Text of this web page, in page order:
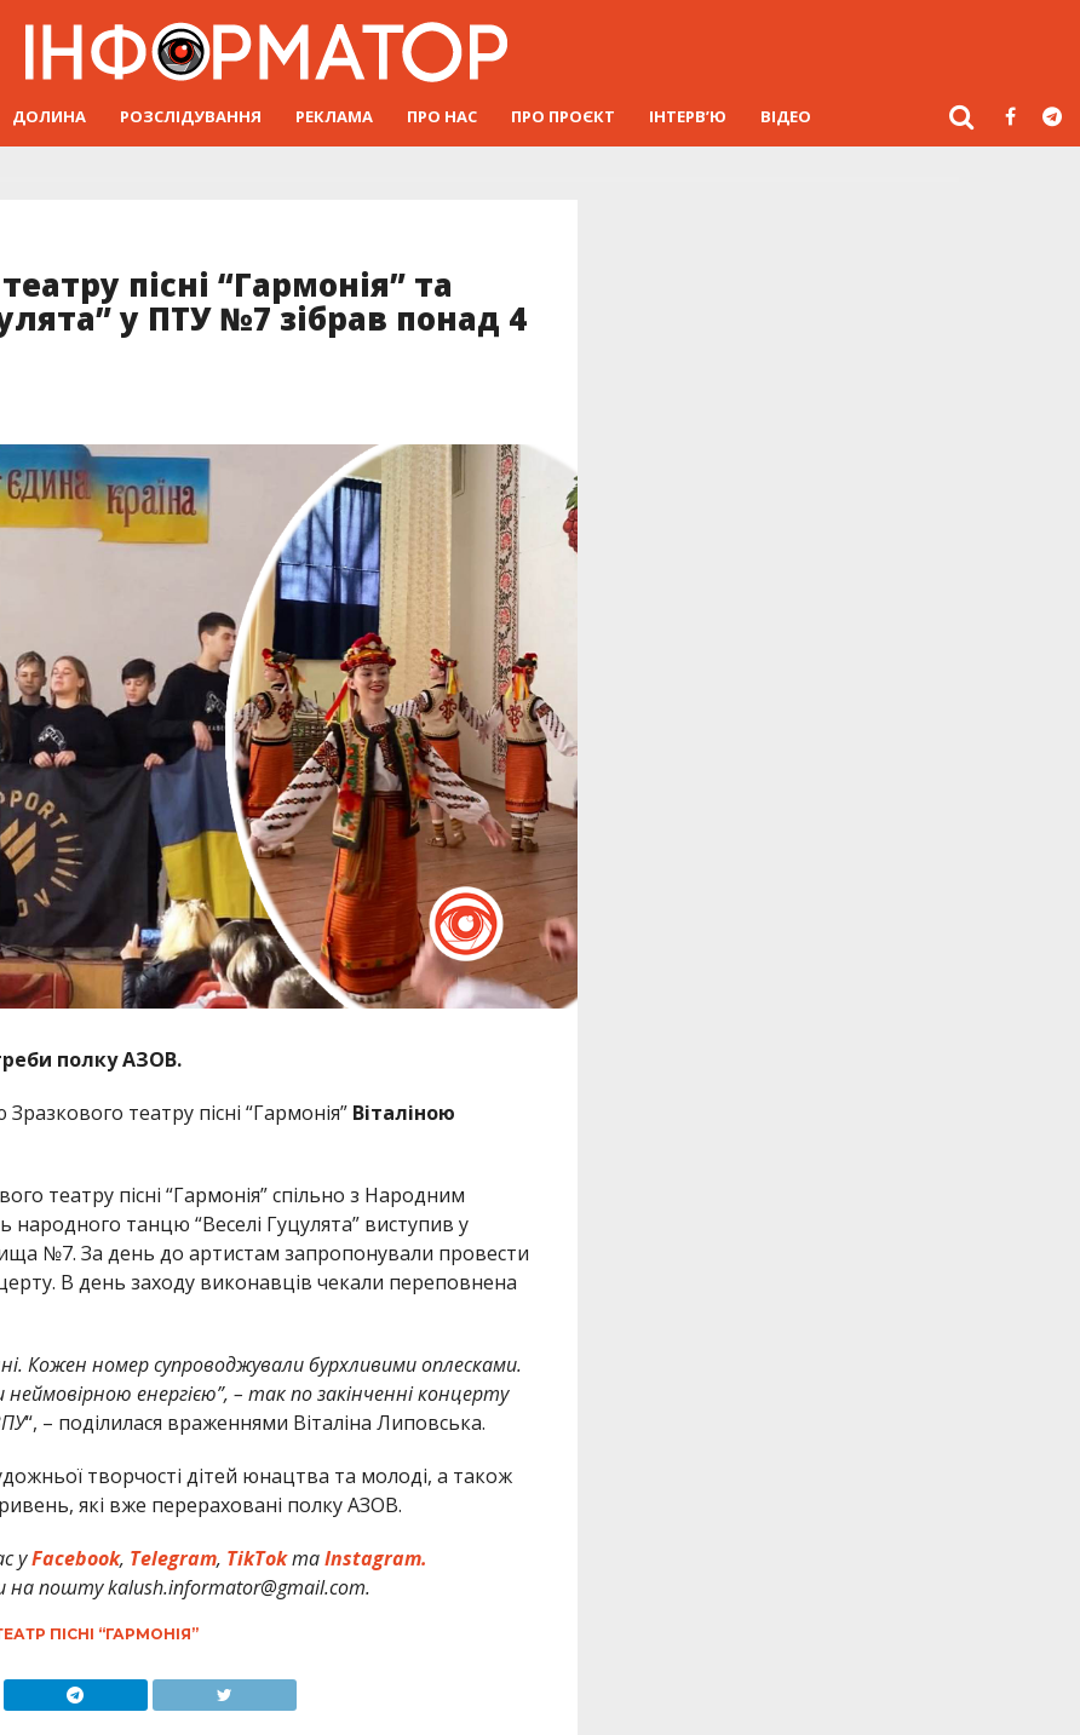
ДОЛИНА РОЗСЛІДУВАННЯ РЕКЛАМА ПРО НАС ПРО ПРОЄКТ ІНТЕРВ’Ю ВІДЕО
пісні “Гармонія” та
у ПТУ №7 зібрав понад 4
полку АЗОВ.
театру пісні “Гармонія” Віталіною
театру пісні “Гармонія” спільно з Народним
танцю “Веселі Гуцулята” виступив у
№7. За день до артистам запропонували провести
В день заходу виконавців чекали переповнена
Кожен номер супроводжували бурхливими оплесками.
енергією”, – так по закінченні концерту
“, – поділилася враженнями Віталіна Липовська.
творчості дітей юнацтва та молоді, а також
які вже перераховані полку АЗОВ.
уFacebook, Telegram, TikTokтаInstagram.
на пошту kalush.informator@gmail.com.
ПІСНІ “ГАРМОНІЯ”